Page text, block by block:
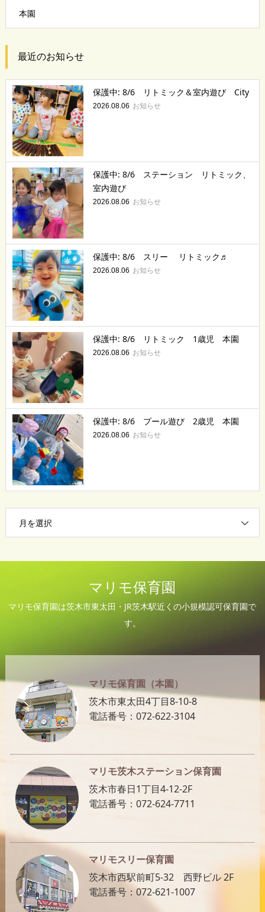
本園
最近のお知らせ
保護中: 8/6 リトミック＆室内遊び City
2026.08.06 お知らせ
保護中: 8/6 ステーション リトミック、
室内遊び
2026.08.06 お知らせ
保護中: 8/6 スリー リトミック♬
2026.08.06 お知らせ
保護中: 8/6 リトミック 1歳児 本園
2026.08.06 お知らせ
保護中: 8/6 プール遊び 2歳児 本園
2026.08.06 お知らせ
月を選択
マリモ保育園
マリモ保育園は茨木市東太田・JR茨木駅近くの小規模認可保育園で
す。
マリモ保育園（本園）
茨木市東太田4丁目8-10-8
電話番号：072-622-3104
マリモ茨木ステーション保育園
茨木市春日1丁目4-12-2F
電話番号：072-624-7711
マリモスリー保育園
茨木市西駅前町5-32 西野ビル 2F
電話番号：072-621-1007